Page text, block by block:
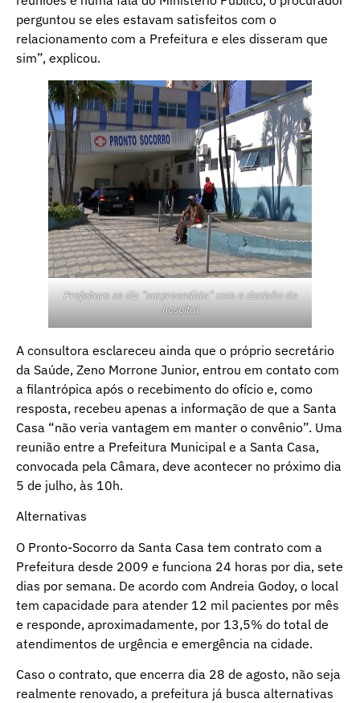
perguntou se eles estavam satisfeitos com o
relacionamento com a Prefeitura e eles disseram que
sim”, explicou.
Prefeitura se diz “surpreendida” com a decisão do
hospital
A consultora esclareceu ainda que o próprio secretário
da Saúde, Zeno Morrone Junior, entrou em contato com
a filantrópica após o recebimento do ofício e, como
resposta, recebeu apenas a informação de que a Santa
Casa “não veria vantagem em manter o convênio”. Uma
reunião entre a Prefeitura Municipal e a Santa Casa,
convocada pela Câmara, deve acontecer no próximo dia
5 de julho, às 10h.
Alternativas
O Pronto-Socorro da Santa Casa tem contrato com a
Prefeitura desde 2009 e funciona 24 horas por dia, sete
dias por semana. De acordo com Andreia Godoy, o local
tem capacidade para atender 12 mil pacientes por mês
e responde, aproximadamente, por 13,5% do total de
atendimentos de urgência e emergência na cidade.
Caso o contrato, que encerra dia 28 de agosto, não seja
realmente renovado, a prefeitura já busca alternativas